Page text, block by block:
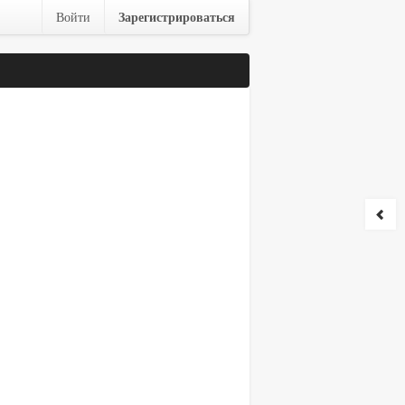
Войти Зарегистрироваться